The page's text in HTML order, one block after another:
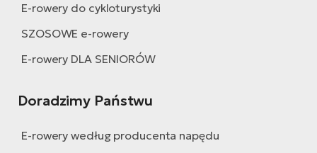
E-rowery do cykloturystyki
SZOSOWE e-rowery
E-rowery DLA SENIORÓW
Doradzimy Państwu
E-rowery według producenta napędu